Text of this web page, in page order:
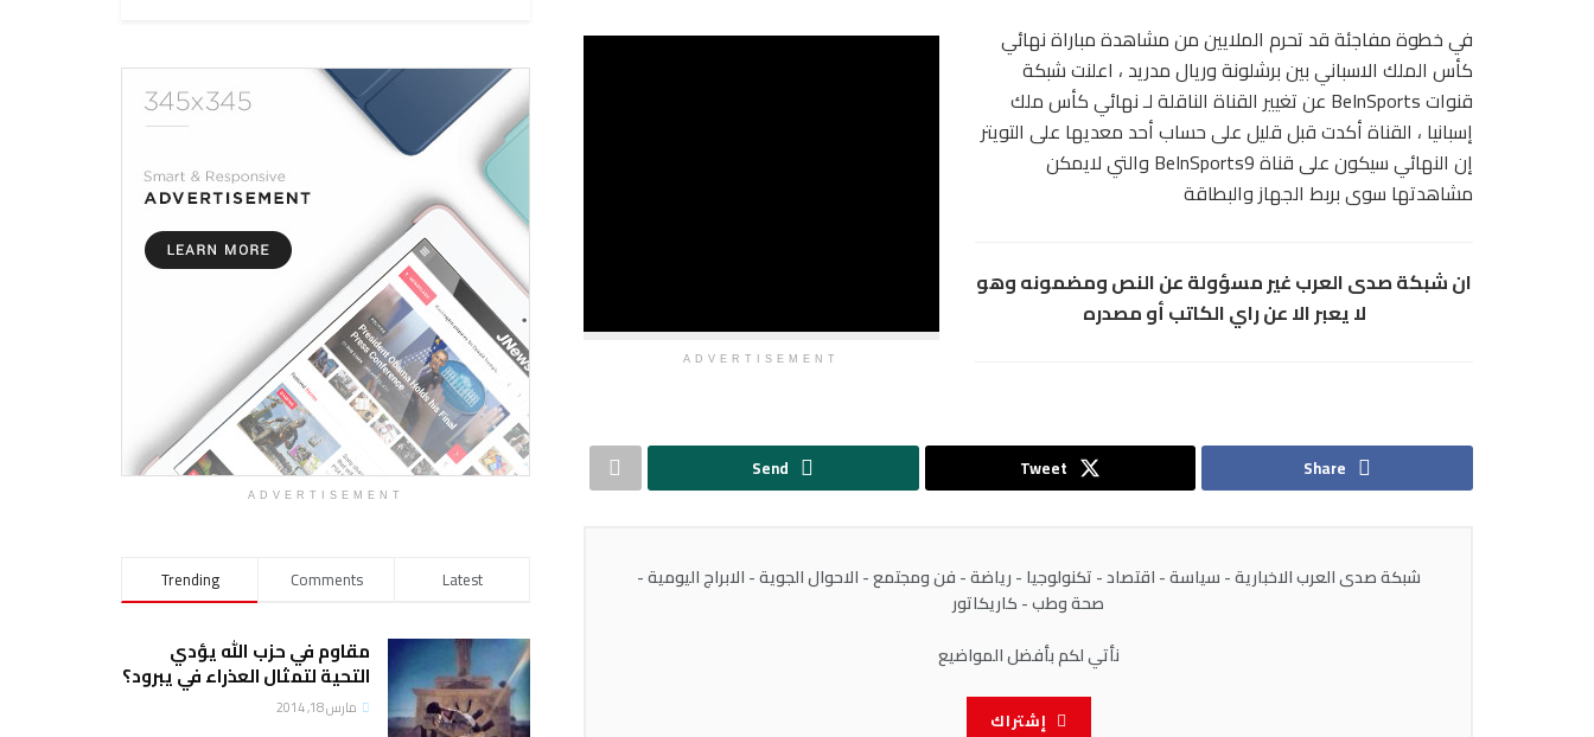
ADVERTISEMENT
في خطوة مفاجئة قد تحرم الملايين من مشاهدة مباراة نهائي
كأس الملك الاسباني بين برشلونة وريال مدريد ، اعلنت شبكة
قنوات BeInSports عن تغيير القناة الناقلة لـ نهائي كأس ملك
إسبانيا ، القناة أكدت قبل قليل على حساب أحد معديها على التويتر
إن النهائي سيكون على قناة BeInSports9 والتي لايمكن
مشاهدتها سوى بربط الجهاز والبطاقة
ان شبكة صدى العرب غير مسؤولة عن النص ومضمونه وهو
لا يعبر الا عن راي الكاتب أو مصدره
Share
Tweet
Send
شبكة صدى العرب الاخبارية - سياسة - اقتصاد - تكنولوجيا - رياضة - فن ومجتمع - الاحوال الجوية - الابراج اليومية -
صحة وطب - كاريكاتور
نأتي لكم بأفضل المواضيع
إشتراك
ADVERTISEMENT
Trending Comments Latest
مقاوم في حزب الله يؤدي
التحية لتمثال العذراء في يبرود؟
مارس 18, 2014